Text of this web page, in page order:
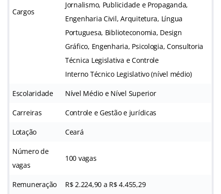
Cargos
Jornalismo, Publicidade e Propaganda,
Engenharia Civil, Arquitetura, Língua
Portuguesa, Biblioteconomia, Design
Gráfico, Engenharia, Psicologia, Consultoria
Técnica Legislativa e Controle
Interno Técnico Legislativo (nível médio)
Escolaridade Nível Médio e Nível Superior
Carreiras Controle e Gestão e jurídicas
Lotação Ceará
Número de
vagas
100 vagas
Remuneração R$ 2.224,90 a R$ 4.455,29